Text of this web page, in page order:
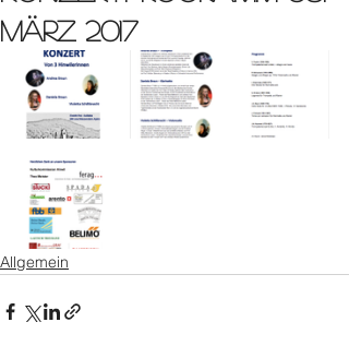
März 2017
Allgemein